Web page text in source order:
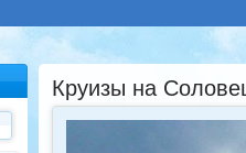
Круизы на